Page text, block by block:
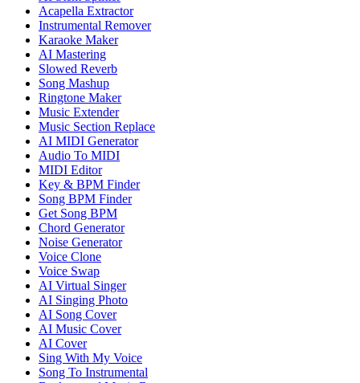
Acapella Extractor
Instrumental Remover
Karaoke Maker
AI Mastering
Slowed Reverb
Song Mashup
Ringtone Maker
Music Extender
Music Section Replace
AI MIDI Generator
Audio To MIDI
MIDI Editor
Key & BPM Finder
Song BPM Finder
Get Song BPM
Chord Generator
Noise Generator
Voice Clone
Voice Swap
AI Virtual Singer
AI Singing Photo
AI Song Cover
AI Music Cover
AI Cover
Sing With My Voice
Song To Instrumental